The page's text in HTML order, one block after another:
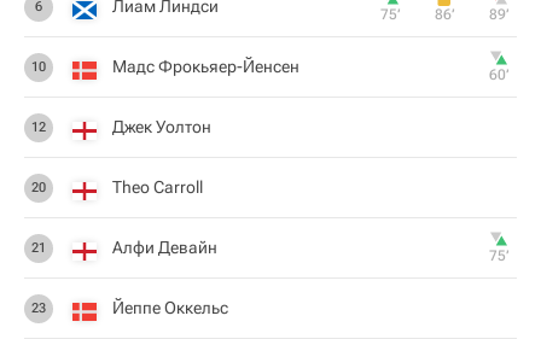
6 Лиам Линдси 75‎’‎ 86‎’‎ 89‎’‎
10 Мадс Фрокьяер-Йенсен 60‎’‎
12 Джек Уолтон
20 Theo Carroll
21 Алфи Девайн 75‎’‎
23 Йеппе Оккельс